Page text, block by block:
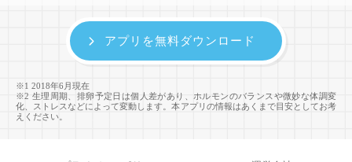
※1 2018年6月現在
※2 生理周期、排卵予定日は個人差があり、ホルモンのバランスや微妙な体調変
化、ストレスなどによって変動します。本アプリの情報はあくまで目安としてお考
えください。
アプリを無料ダウンロード